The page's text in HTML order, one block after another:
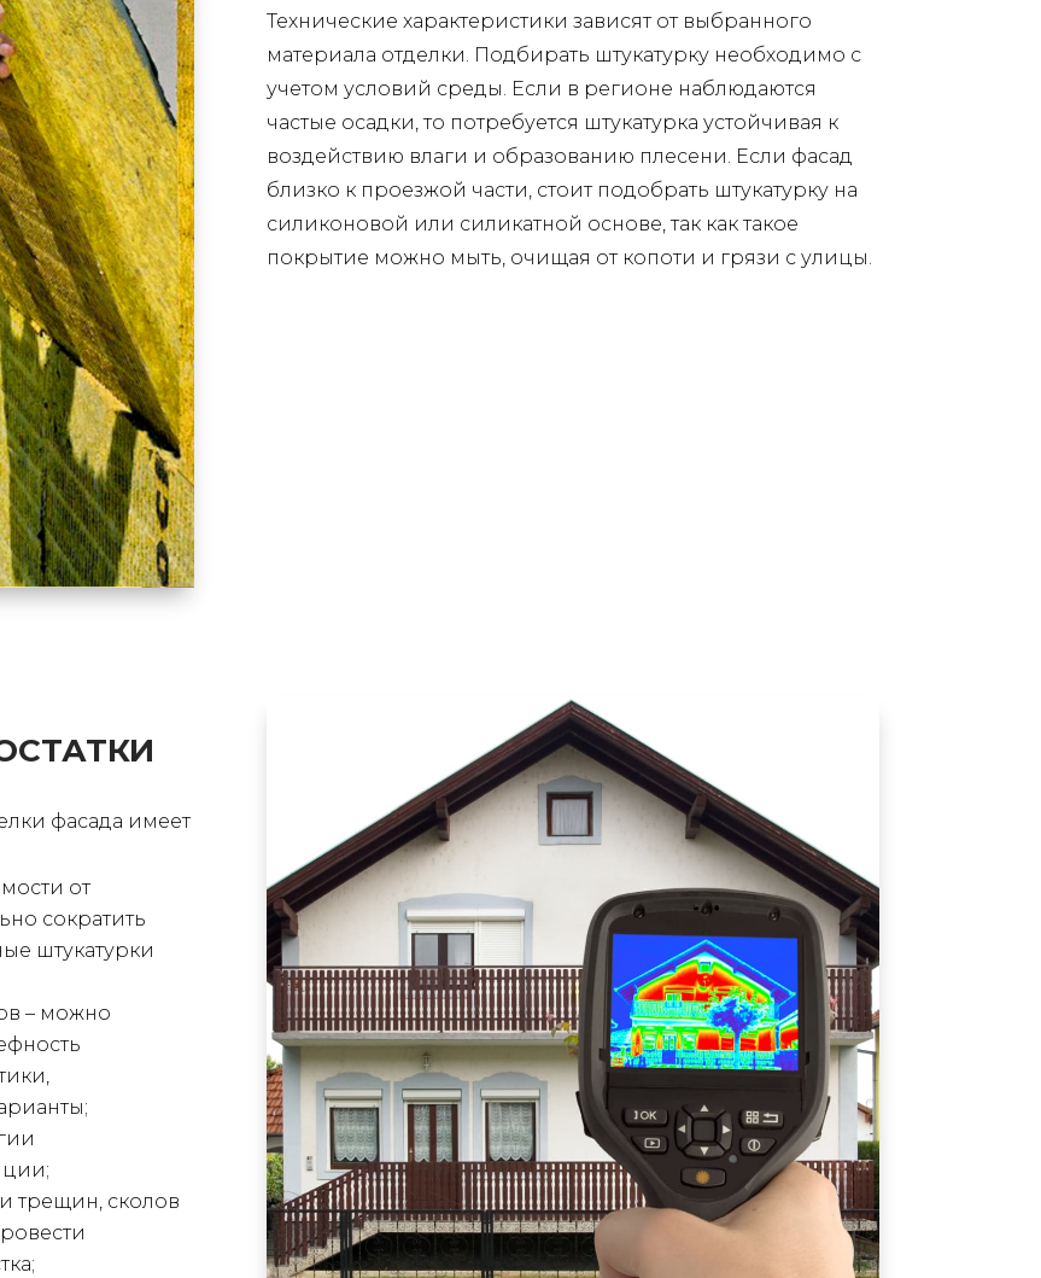
Технические характеристики зависят от выбранного
материала отделки. Подбирать штукатурку необходимо с
учетом условий среды. Если в регионе наблюдаются
частые осадки, то потребуется штукатурка устойчивая к
воздействию влаги и образованию плесени. Если фасад
близко к проезжой части, стоит подобрать штукатурку на
силиконовой или силикатной основе, так как такое
покрытие можно мыть, очищая от копоти и грязи с улицы.
фасада имеет
от
сократить
штукатурки
– можно
трещин, сколов